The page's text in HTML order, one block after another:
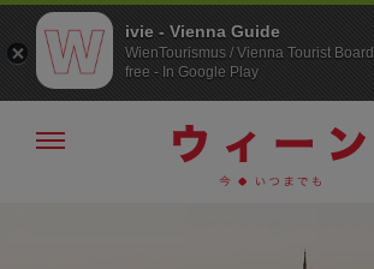
メ
ivie - Vienna Guide
WienTourismus / Vienna Tourist Board
free - In Google Play